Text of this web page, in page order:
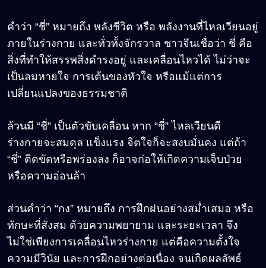
คำว่า “ชี่” หมายถึง พลังชีวิต หรือ พลังงานที่ไหลเวียนอยู่
ภายในร่างกาย และทั่วทั้งจักรวาล ชาวจีนเชื่อว่า ชี่ คือ
สิ่งที่ทำให้สรรพสิ่งดำรงอยู่ และเคลื่อนไหวได้ ไม่ว่าจะ
เป็นลมหายใจ การเต้นของหัวใจ หรือแม้แต่การ
เปลี่ยนแปลงของธรรมชาติ
ล้วนมี “ชี่” เป็นตัวขับเคลื่อน หาก “ชี่” ไหลเวียนดี
ร่างกายจะสมดุล แข็งแรง จิตใจก็จะสงบมั่นคง แต่ถ้า
“ชี่” ติดขัดหรือพร่องลง ก็อาจก่อให้เกิดความเจ็บป่วย
หรือความอ่อนล้า
ส่วนคำว่า “กง” หมายถึง การฝึกฝนอย่างสม่ำเสมอ หรือ
ทักษะที่สั่งสม ด้วยความพยายาม และระยะเวลา จึง
ไม่ใช่เพียงการเคลื่อนไหวร่างกาย แต่คือความตั้งใจ
ความมีวินัย และการฝึกอย่างต่อเนื่อง จนเกิดผลลัพธ์